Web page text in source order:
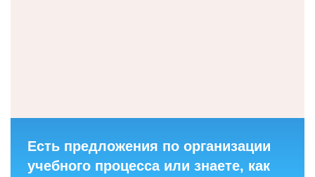
Есть предложения по организации
учебного процесса или знаете, как